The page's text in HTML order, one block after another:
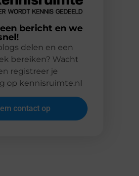
bericht en we
delen en een
bereiken? Wacht
registreer je
op kennisruimte.nl
contact op